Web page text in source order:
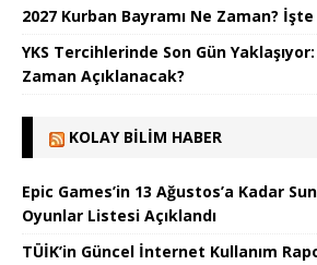
2027 Kurban Bayramı Ne Zaman?
YKS Tercihlerinde Son Gün
Zaman Açıklanacak?
KOLAY BILIM HABER
Epic Games’in 13 Ağustos’a Kadar
Oyunlar Listesi Açıklandı
TÜİK’in Güncel İnternet Kullanım